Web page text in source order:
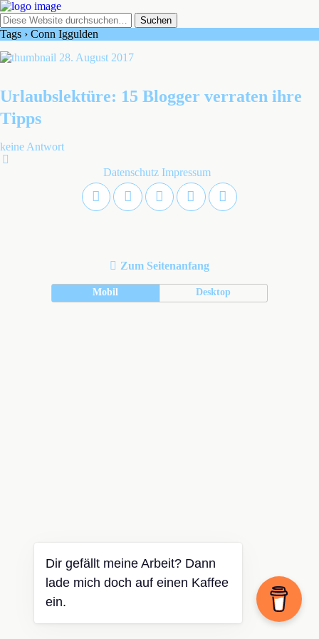
Tags › Conn Iggulden
28. August 2017
Urlaubslektüre: 15 Blogger verraten ihre
Tipps
keine Antwort
Datenschutz Impressum
Zum Seitenanfang
Mobil Desktop
Dir gefällt meine Arbeit? Dann
lade mich doch auf einen Kaffee
ein.